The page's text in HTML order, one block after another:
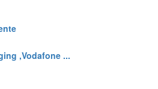
,Vodafone ...